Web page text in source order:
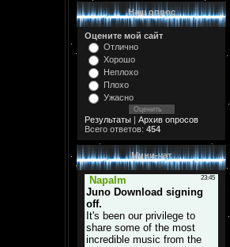
Наш опрос
Оцените мой сайт
Отлично
Хорошо
Неплохо
Плохо
Ужасно
Результаты | Архив опросов
Всего ответов: 454
Мини-чат